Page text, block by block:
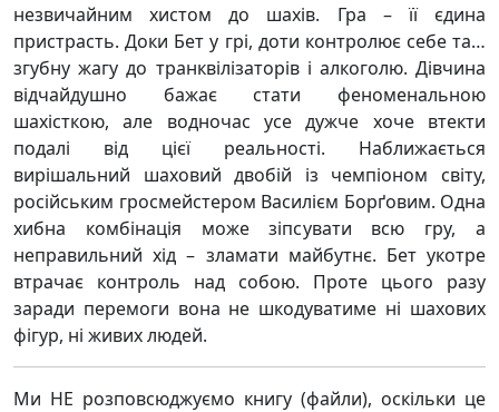
незвичайним хистом до шахів. Гра – її єдина
пристрасть. Доки Бет у грі, доти контролює себе та…
згубну жагу до транквілізаторів і алкоголю. Дівчина
відчайдушно бажає стати феноменальною
шахісткою, але водночас усе дужче хоче втекти
подалі від цієї реальності. Наближається
вирішальний шаховий двобій із чемпіоном світу,
російським гросмейстером Василієм Борґовим. Одна
хибна комбінація може зіпсувати всю гру, а
неправильний хід – зламати майбутнє. Бет укотре
втрачає контроль над собою. Проте цього разу
заради перемоги вона не шкодуватиме ні шахових
фігур, ні живих людей.
Ми НЕ розповсюджуємо книгу (файли), оскільки це